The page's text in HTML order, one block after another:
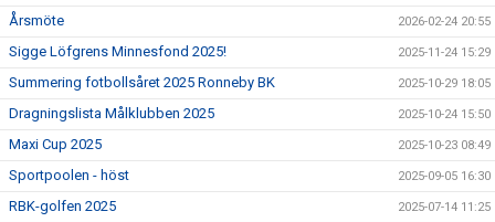
Årsmöte 2026-02-24 20:55
Sigge Löfgrens Minnesfond 2025! 2025-11-24 15:29
Summering fotbollsåret 2025 Ronneby BK 2025-10-29 18:05
Dragningslista Målklubben 2025 2025-10-24 15:50
Maxi Cup 2025 2025-10-23 08:49
Sportpoolen - höst 2025-09-05 16:30
RBK-golfen 2025 2025-07-14 11:25